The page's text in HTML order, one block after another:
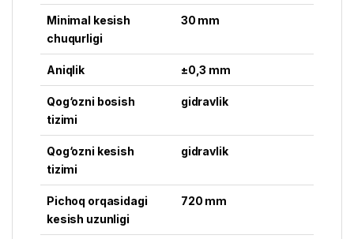
Minimal kesish
chuqurligi
30 mm
Aniqlik ±0,3 mm
Qog‘ozni bosish
tizimi
gidravlik
Qog‘ozni kesish
tizimi
gidravlik
Pichoq orqasidagi
kesish uzunligi
720 mm